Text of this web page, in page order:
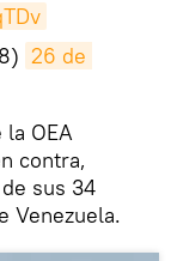
26 de
OEA
contra,
sus 34
Venezuela.